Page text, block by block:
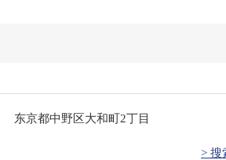
东京都中野区大和町2丁目
> 搜